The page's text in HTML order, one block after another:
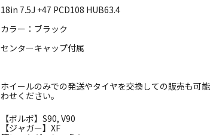
18in 7.5J +47 PCD108 HUB63.4
カラー：ブラック
センターキャップ付属
ホイールのみでの発送やタイヤを交換しての販売も可
わせください。
【ボルボ】S90, V90
【ジャガー】XF